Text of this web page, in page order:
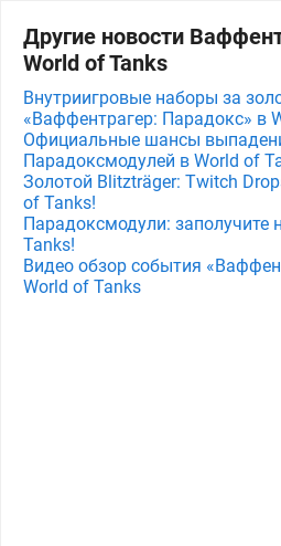
Другие новости
World of Tanks
Внутриигровые наборы за
«Ваффентрагер: Парадокс» в
Официальные шансы
Парадоксмодулей в World of
Золотой Blitzträger: Twitch
of Tanks!
Парадоксмодули: заполучите
Tanks!
Видео обзор события
World of Tanks